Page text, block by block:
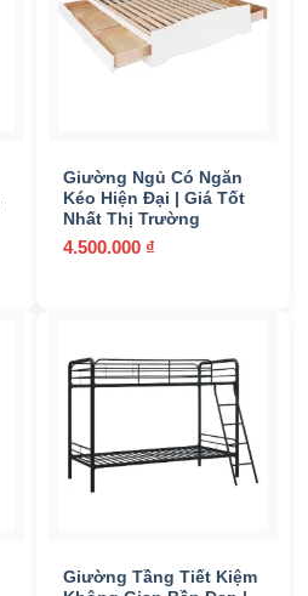
Giường Ngủ Có Ngăn
Kéo Hiện Đại | Giá Tốt
Nhất Thị Trường
4.500.000 ₫
Giường Tầng Tiết Kiệm